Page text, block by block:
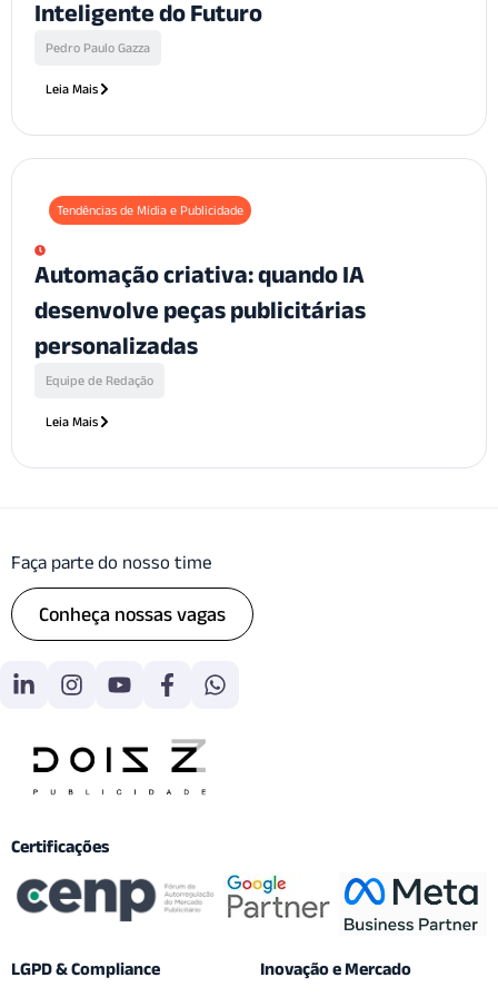
Inteligente do Futuro
Pedro Paulo Gazza
Leia Mais
Tendências de Mídia e Publicidade
Automação criativa: quando IA
desenvolve peças publicitárias
personalizadas
Equipe de Redação
Leia Mais
Faça parte do nosso time
Conheça nossas vagas
Certificações
LGPD & Compliance Inovação e Mercado